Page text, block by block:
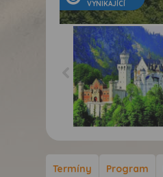
VYNIKAJÍCÍ
královské zámky
Termíny
Program